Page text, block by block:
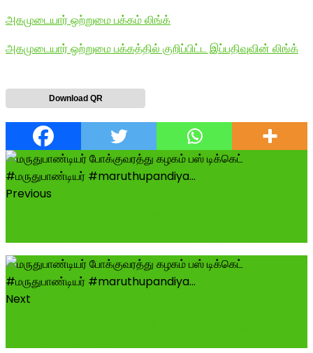
அகமுடையார் ஒற்றுமை பக்கம் லிங்க்
அகமுடையார் ஒற்றுமை பக்கத்தில் குறிப்பிட்ட இப்பதிவுவின் லிங்க்
Download QR
Previous
Next